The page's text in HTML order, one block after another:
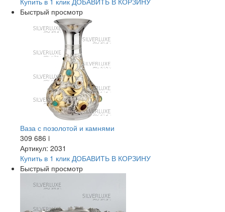
Быстрый просмотр
Ваза с позолотой и камнями
309 686 i
Артикул: 2031
Купить в 1 клик ДОБАВИТЬ В КОРЗИНУ
Быстрый просмотр